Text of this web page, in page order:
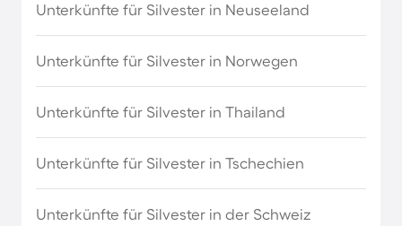
Unterkünfte für Silvester in Neuseeland
Unterkünfte für Silvester in Norwegen
Unterkünfte für Silvester in Thailand
Unterkünfte für Silvester in Tschechien
Unterkünfte für Silvester in der Schweiz